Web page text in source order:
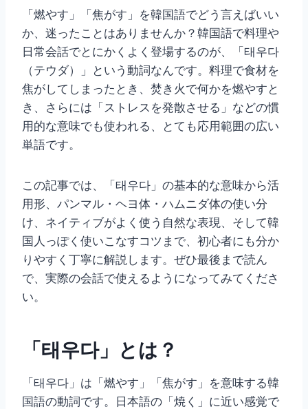
「燃やす」「焦がす」を韓国語でどう言えばいい
か、迷ったことはありませんか？韓国語で料理や
日常会話でとにかくよく登場するのが、「태우다
（テウダ）」という動詞なんです。料理で食材を
焦がしてしまったとき、焚き火で何かを燃やすと
き、さらには「ストレスを発散させる」などの慣
用的な意味でも使われる、とても応用範囲の広い
単語です。
この記事では、「태우다」の基本的な意味から活
用形、パンマル・ヘヨ体・ハムニダ体の使い分
け、ネイティブがよく使う自然な表現、そして韓
国人っぽく使いこなすコツまで、初心者にも分か
りやすく丁寧に解説します。ぜひ最後まで読ん
で、実際の会話で使えるようになってみてくださ
い。
「태우다」とは？
「태우다」は「燃やす」「焦がす」を意味する韓
国語の動詞です。日本語の「焼く」に近い感覚で